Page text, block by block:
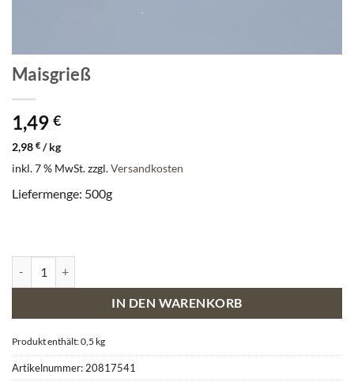
Maisgrieß
1,49 €
2,98 € /kg
inkl. 7 % MwSt.zzgl.Versandkosten
Liefermenge: 500g
IN DEN WARENKORB
Produkt enthält: 0,5 kg
Artikelnummer:20817541